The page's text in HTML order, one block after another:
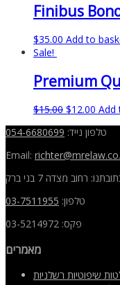
Finibus
$35.00 Add to
Sale!
Premium
$15.00 $12.00 Add
טלפון נייד: 054-6680699
Email: richter
רחוב מצדה 7 בני ברק
טלפון: 03-7511955
פקס: 03-5214972
מאמרים
שיפוטיות רשלניות